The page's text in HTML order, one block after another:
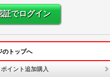
でログイン
のトップへ
ポイント追加購入